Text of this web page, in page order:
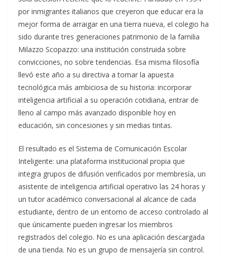
por inmigrantes italianos que creyeron que educar era la
mejor forma de arraigar en una tierra nueva, el colegio ha
sido durante tres generaciones patrimonio de la familia
Milazzo Scopazzo: una institución construida sobre
convicciones, no sobre tendencias. Esa misma filosofía
llevó este año a su directiva a tomar la apuesta
tecnológica más ambiciosa de su historia: incorporar
inteligencia artificial a su operación cotidiana, entrar de
lleno al campo más avanzado disponible hoy en
educación, sin concesiones y sin medias tintas.
El resultado es el Sistema de Comunicación Escolar
Inteligente: una plataforma institucional propia que
integra grupos de difusión verificados por membresía, un
asistente de inteligencia artificial operativo las 24 horas y
un tutor académico conversacional al alcance de cada
estudiante, dentro de un entorno de acceso controlado al
que únicamente pueden ingresar los miembros
registrados del colegio. No es una aplicación descargada
de una tienda. No es un grupo de mensajería sin control.